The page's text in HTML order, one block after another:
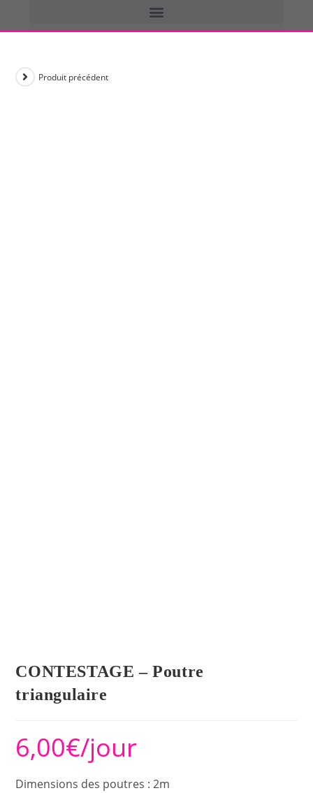
Produit précédent
CONTESTAGE – Poutre
triangulaire
6,00€/jour
Dimensions des poutres : 2m